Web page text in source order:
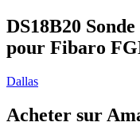
DS18B20
pour Fibaro
Dallas
Acheter sur